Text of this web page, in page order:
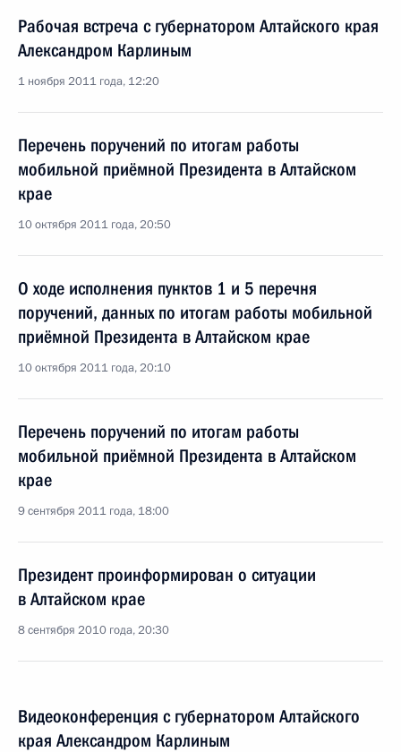
Рабочая встреча с губернатором Алтайского края
Александром Карлиным
1 ноября 2011 года, 12:20
Перечень поручений по итогам работы
мобильной приёмной Президента в Алтайском
крае
10 октября 2011 года, 20:50
О ходе исполнения пунктов 1 и 5 перечня
поручений, данных по итогам работы мобильной
приёмной Президента в Алтайском крае
10 октября 2011 года, 20:10
Перечень поручений по итогам работы
мобильной приёмной Президента в Алтайском
крае
9 сентября 2011 года, 18:00
Президент проинформирован о ситуации
в Алтайском крае
8 сентября 2010 года, 20:30
Видеоконференция с губернатором Алтайского
края Александром Карлиным